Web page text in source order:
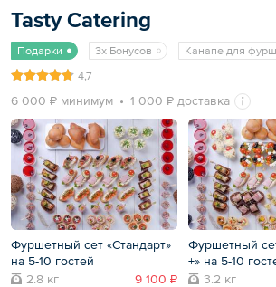
Tasty Catering
Подарки 3x Бонусов
4,7
6 000 ₽ минимум 1 000 ₽ доставка
Фуршетный сет «Стандарт»
на 5-10 гостей
2.8 кг
9 100 ₽
Фуршетный
+» на 5-10
3.2 кг